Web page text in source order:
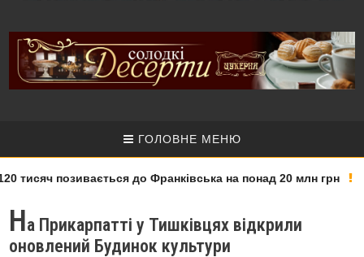
ГОЛОВНЕ МЕНЮ
тисяч позивається до Франківська на понад 20 млн грн
На Прикарпатті у Тишківцях відкрили
оновлений Будинок культури